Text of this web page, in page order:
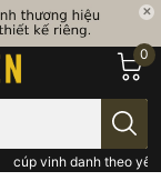
cúp vinh danh theo
0